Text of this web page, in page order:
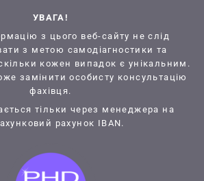
УВАГА!
з цього веб-сайту не слід
з метою самодіагностики та
кожен випадок є унікальним.
замінити особисту консультацію
фахівця.
тільки через менеджера на
рахунок IBAN.